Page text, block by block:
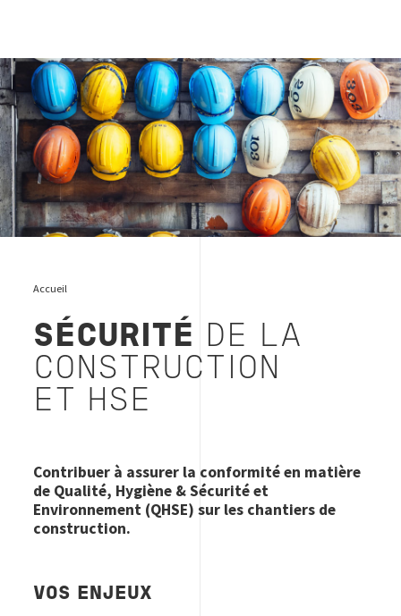
construction safety and hse
Accueil
SÉCURITÉ
DE LA
CONSTRUCTION
ET HSE
Contribuer à assurer la conformité en matière
de Qualité, Hygiène & Sécurité et
Environnement (QHSE) sur les chantiers de
construction.
VOS ENJEUX